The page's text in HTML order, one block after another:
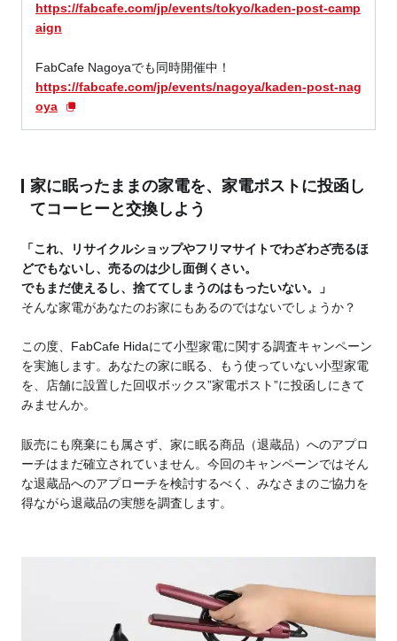
https://fabcafe.com/jp/events/tokyo/kaden-post-camp
aign
FabCafe Nagoyaでも同時開催中！
https://fabcafe.com/jp/events/nagoya/kaden-post-nag
oya
家に眠ったままの家電を、家電ポストに投函し
てコーヒーと交換しよう
「これ、リサイクルショップやフリマサイトでわざわざ売るほ
どでもないし、売るのは少し面倒くさい。
でもまだ使えるし、捨ててしまうのはもったいない。」
そんな家電があなたのお家にもあるのではないでしょうか？
この度、FabCafe Hidaにて小型家電に関する調査キャンペーン
を実施します。あなたの家に眠る、もう使っていない小型家電
を、店舗に設置した回収ボックス”家電ポスト”に投函しにきて
みませんか。
販売にも廃棄にも属さず、家に眠る商品（退蔵品）へのアプロ
ーチはまだ確立されていません。今回のキャンペーンではそん
な退蔵品へのアプローチを検討するべく、みなさまのご協力を
得ながら退蔵品の実態を調査します。